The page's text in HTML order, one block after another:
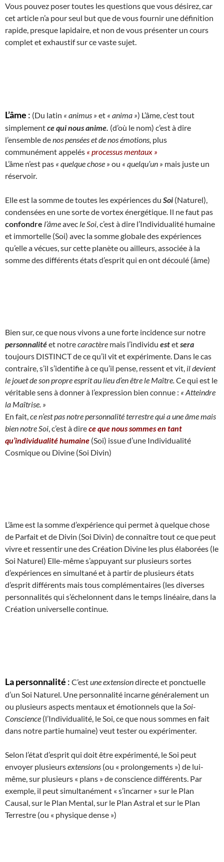
Vous pouvez poser toutes les questions que vous désirez, car
cet article n’a pour seul but que de vous fournir une définition
rapide, presque lapidaire, et non de vous présenter un cours
complet et exhaustif sur ce vaste sujet.
L’âme : (Du latin « animus » et « anima ») L’âme, c’est tout
simplementce qui nous anime. (d’où le nom) c’est à dire
l’ensemble denos pensées et de nos émotions, plus
communément appelés « processus mentaux »
L’âme n’est pas « quelque chose » ou « quelqu’un » mais juste un
réservoir.
Elle est la somme de toutes les expériences du Soi (Naturel),
condensées en une sorte de vortex énergétique. Il ne faut pas
confondre l’âmeavec le Soi , c’est à dire l’Individualité humaine
et immortelle (Soi) avec la somme globale des expériences
qu’elle a vécues, sur cette planète ou ailleurs, associée à la
somme des différents états d’esprit qui en ont découlé (âme)
Bien sur, ce que nous vivons a une forte incidence sur notre
personnalitéet notrecaractère mais l’individu estetsera
toujours DISTINCT de ce qu’il vit et expérimente. Dans le cas
contraire, s’il s’identifie à ce qu’il pense, ressent et vit, il devient
le jouet de son propre esprit au lieu d’en être le Maître. Ce qui est le
véritable sens à donner à l’expression bien connue : « Atteindre
la Maîtrise. »
En fait, ce n’est pas notre personnalité terrestre qui a une âme mais
bien notre Soi , c’est à direce que nous sommes en tant
qu’individualité humaine (Soi) issue d’une Individualité
Cosmique ou Divine (Soi Divin)
L’âme est la somme d’expérience qui permet à quelque chose
de Parfait et de Divin (Soi Divin) de connaître tout ce que peut
vivre et ressentir une des Création Divine les plus élaborées (le
Soi Naturel) Elle-même s’appuyant sur plusieurs sortes
d’expériences en simultané et à partir de plusieurs états
d’esprit différents mais tous complémentaires (les diverses
personnalités qui s’échelonnent dans le temps linéaire, dans la
Création universelle continue.
La personnalité : C’estune extensiondirecte et ponctuelle
d’un Soi Naturel. Une personnalité incarne généralement un
ou plusieurs aspects mentaux et émotionnels que la Soi-
Conscience (l’Individualité, le Soi, ce que nous sommes en fait
dans notre partie humaine) veut tester ou expérimenter.
Selon l’état d’esprit qui doit être expérimenté, le Soi peut
envoyer plusieursextensions (ou « prolongements ») de lui-
même, sur plusieurs « plans » de conscience différents. Par
exemple, il peut simultanément « s’incarner » sur le Plan
Causal, sur le Plan Mental, sur le Plan Astral et sur le Plan
Terrestre (ou « physique dense »)